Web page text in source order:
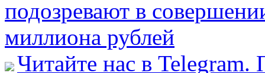
подозревают в
миллиона рублей
Читайте нас в